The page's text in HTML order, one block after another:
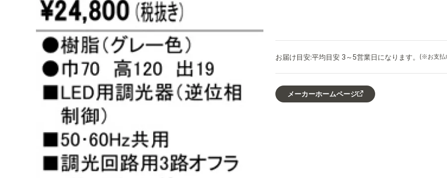
お届け目安:平均目安 3～5営業日になります。 (※お支払
メーカーホームページ